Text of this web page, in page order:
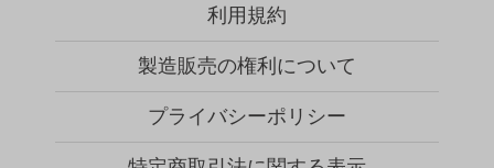
利用規約
製造販売の権利について
プライバシーポリシー